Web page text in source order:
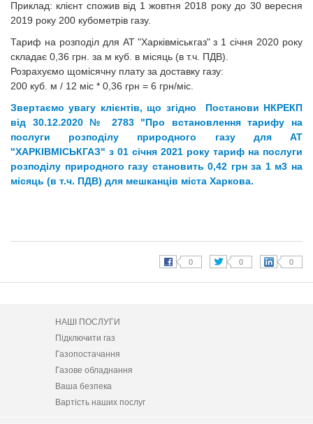
Приклад: клієнт спожив від 1 жовтня 2018 року до 30 вересня
2019 року 200 кубометрів газу.
Тариф на розподіл для АТ "Харківміськгаз" з 1 січня 2020 року
складає 0,36 грн. за м куб. в місяць (в т.ч. ПДВ).
Розрахуємо щомісячну плату за доставку газу:
200 куб. м / 12 міс * 0,36 грн = 6 грн/міс.
Звертаємо увагу клієнтів, що згідно Постанови НКРЕКП
від 30.12.2020 № 2783 "Про встановлення тарифу на
послуги розподілу природного газу для АТ
"ХАРКІВМІСЬКГАЗ" з 01 січня 2021 року тариф на послуги
розподілу природного газу становить 0,42 грн за 1 м3 на
місяць (в т.ч. ПДВ) для мешканців міста Харкова.
НАШІ ПОСЛУГИ
Підключити газ
Газопостачання
Газове обладнання
Ваша безпека
Вартість наших послуг